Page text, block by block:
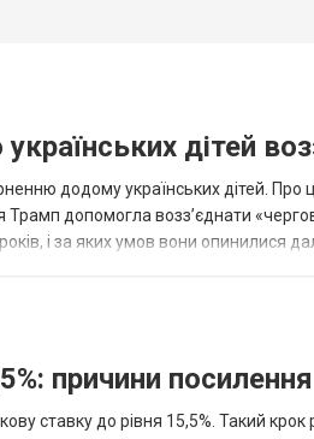
дітей
додому українських дітей. Про
допомогла возз’єднати
і за яких умов вони опинилися
причини
ставку до рівня 15,5%. Такий